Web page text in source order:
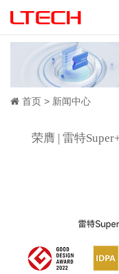
首页 新闻中心
荣膺 | 雷特